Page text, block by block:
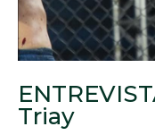
Triay